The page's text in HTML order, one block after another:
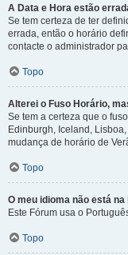
A Data e Hora estão
Se tem certeza de ter
errada, então o horário
contacte o administrador
Topo
Alterei o Fuso Horário,
Se tem a certeza que o
Edinburgh, Iceland,
mudança de horário de
Topo
O meu idioma não está na
Este Fórum usa o
Topo